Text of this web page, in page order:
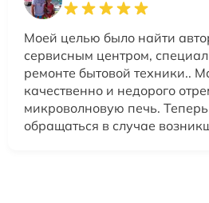
Моей целью было найти
сервисным центром,
ремонте бытовой техники..
качественно и недорого
микроволновую печь.
обращаться в случае